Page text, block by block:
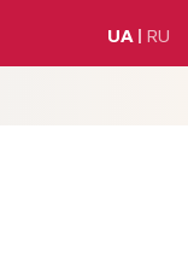
UA RU